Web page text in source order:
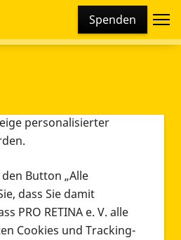
Spenden
Cookies und
beinhaltet Cookies und
personalisierter
Button „Alle
dass Sie damit
PRO RETINA e. V. alle
Cookies und Tracking-